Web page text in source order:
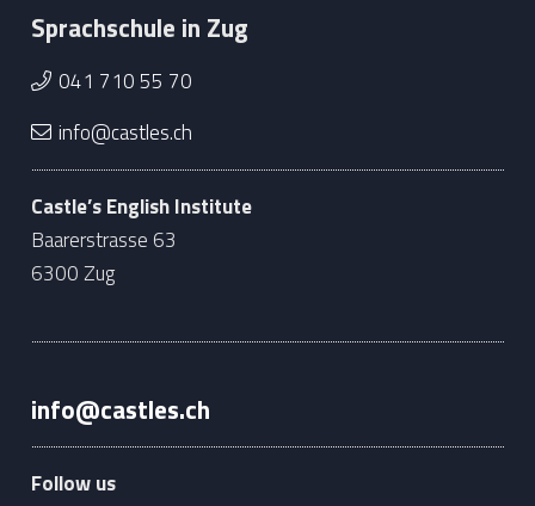
Sprachschule in Zug
041 710 55 70
info@castles.ch
Castle’s English Institute
Baarerstrasse 63
6300 Zug
info@castles.ch
Follow us